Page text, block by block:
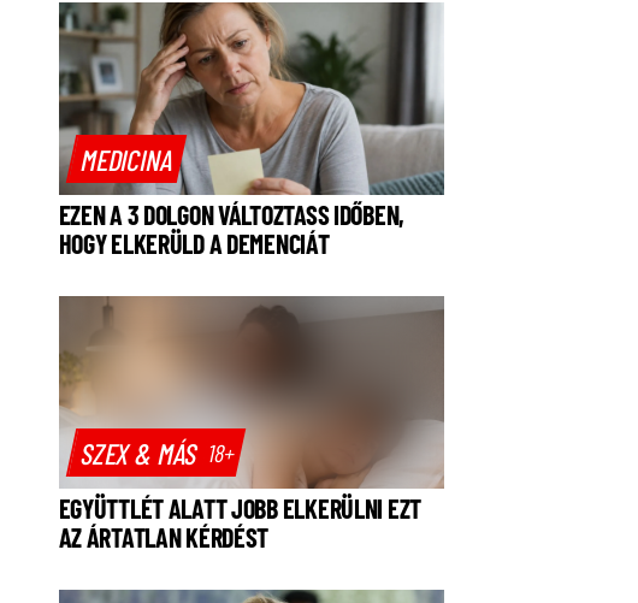
MEDICINA
EZEN A 3 DOLGON VÁLTOZTASS IDŐBEN,
HOGY ELKERÜLD A DEMENCIÁT
SZEX & MÁS 18+
EGYÜTTLÉT ALATT JOBB ELKERÜLNI EZT
AZ ÁRTATLAN KÉRDÉST